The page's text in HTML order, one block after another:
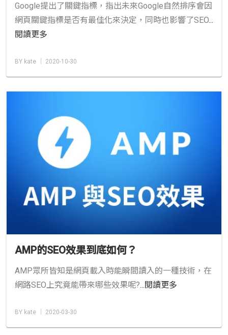
Google提出了關鍵指標，指出未來Google自然排序會因
網頁關鍵指標是否有最佳化來決定，同時也影響了SEO...
閱讀更多
BY kate │ 2020-10-30
AMP的SEO效果到底如何？
AMP眾所皆知是網頁載入時能瞬間讀入的一種技術，在
網路SEO上究竟能帶來哪些效果呢?...閱讀更多
BY kate │ 2020-03-30